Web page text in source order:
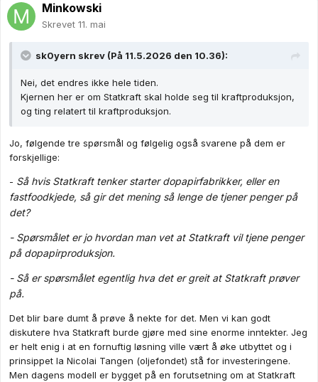
Minkowski
Skrevet 11. mai
sk0yern skrev (På 11.5.2026 den 10.36):
Nei, det endres ikke hele tiden.
Kjernen her er om Statkraft skal holde seg til kraftproduksjon,
og ting relatert til kraftproduksjon.
Jo, følgende tre spørsmål og følgelig også svarene på dem er
forskjellige:
- Så hvis Statkraft tenker starter dopapirfabrikker, eller en
fastfoodkjede, så gir det mening så lenge de tjener penger på
det?
- Spørsmålet er jo hvordan man vet at Statkraft vil tjene penger
på dopapirproduksjon.
- Så er spørsmålet egentlig hva det er greit at Statkraft prøver
på.
Det blir bare dumt å prøve å nekte for det. Men vi kan godt
diskutere hva Statkraft burde gjøre med sine enorme inntekter. Jeg
er helt enig i at en fornuftig løsning ville vært å øke utbyttet og i
prinsippet la Nicolai Tangen (oljefondet) stå for investeringene.
Men dagens modell er bygget på en forutsetning om at Statkraft